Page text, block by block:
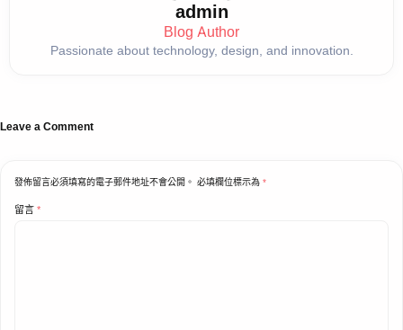
admin
Blog Author
Passionate about technology, design, and innovation.
Leave a Comment
發佈留言必須填寫的電子郵件地址不會公開。 必填欄位標示為 *
留言 *